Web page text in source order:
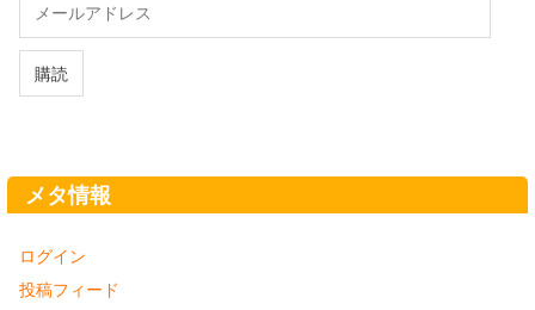
ル
ド
購読
メタ情報
ログイン
投稿フィード